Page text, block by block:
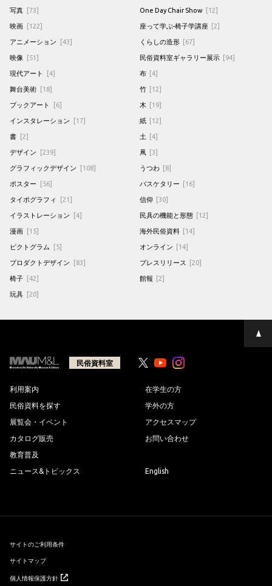
写真 [73]
映画 [122]
アニメーション [43]
映像 [51]
現代アート [4]
舞台美術 [18]
ブックアート [6]
インスタレーション [17]
書 [2]
デザイン [239]
グラフィックデザイン [108]
ポスター [56]
タイポグラフィ [21]
イラストレーション [4]
漫画 [15]
ピクトグラム [5]
プロダクトデザイン [83]
椅子 [42]
玩具 [20]
One Day Chair Show [12]
座って学ぶ-椅子学講座 [2]
くらしの造形 [67]
民俗資料室ギャラリー展示 [94]
布 [4]
竹 [12]
木 [19]
紙 [12]
土 [4]
凧 [3]
うつわ [8]
バスケタリー [16]
信仰 [30]
民具の機能と形態 [12]
海外民俗資料 [14]
オンライン [14]
プレスリリース [20]
館報 [2]
ペ
ー
民俗資料室 YoutubeYoutube
利用案内
民俗資料を探す
展覧会・イベント
カタログ販売
教育普及
ニュース&トピックス
在学生の方
学外の方
アクセスマップ
お問い合わせ
English
サイトのご利用条件
サイトマップ
個人情報保護方針